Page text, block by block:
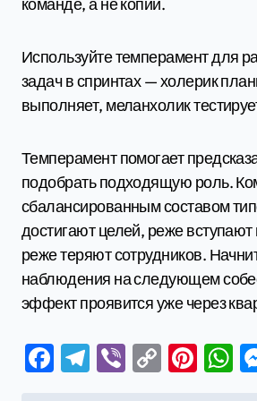
Используйте темперамент для
задач в спринтах — холерик
выполняет, меланхолик
Темперамент помогает
подобрать подходящую роль.
сбалансированным составом
достигают целей, реже
реже теряют сотрудников.
наблюдения на следующем
эффект проявится уже через
Facebook
Telegram
ViberCopy